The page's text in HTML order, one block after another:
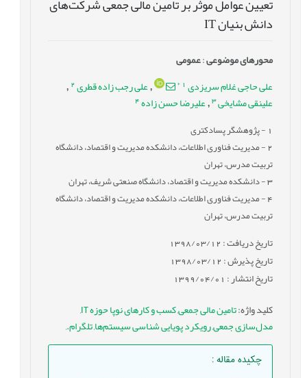
دانش بنیان IT
محورهای موضوعی:عمومى
علی حاجی غلام سریزدی *
,علی رجب زاده قطری 2
,
علینقی مشایخی 3
,علیرضا حسن زاده4
- پژوهشگر پسادکتری
2- مدیریت فناوری اطلاعات، دانشكده مدیریت و اقتصاد، دانشگاه
تربیت مدرس، تهران
3- دانشكده مدیریت و اقتصاد، دانشگاه صنعتی شریف، تهران
4- مدیریت فناوری اطلاعات، دانشكده مدیریت و اقتصاد، دانشگاه
تربیت مدرس، تهران
تاریخ دریافت : 1398/03/12
تاریخ پذیرش : 1398/03/12
تاریخ انتشار : 1399/04/01
کلید واژه:تامین مالی جمعی,کسب و کارهای نوپا حوزه IT ,
مدل‌سازی جمعی,رویکرد پویایی شناسی سیستم‌ها,تلگرام.,
چکیده مقاله: